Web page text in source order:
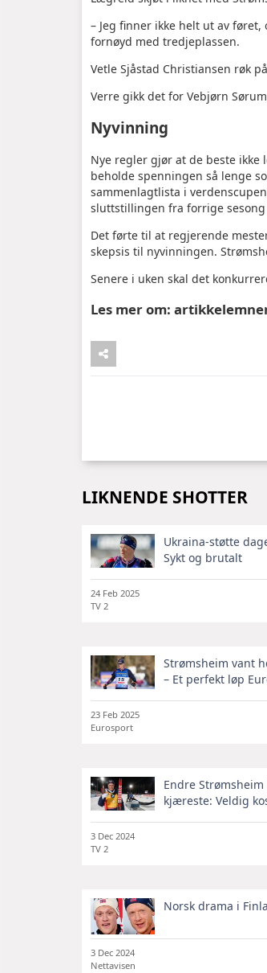
– Jeg finner ikke helt ut av
fornøyd med tredjeplassen.
Vetle Sjåstad Christiansen røk
Verre gikk det for Vebjørn
Nyvinning
Nye regler gjør at de beste
beholde spenningen så lenge
sammenlagtlista i
sluttstillingen fra forrige
Det førte til at regjerende
skepsis til nyvinningen.
Senere i uken skal det
Les mer om:
LIKNENDE SHOTTER
Ukraina-støtte
Sykt og brutalt
24 Feb 2025
TV 2
Strømsheim vant
– Et perfekt løp
23 Feb 2025
Eurosport
Endre
kjæreste: Veldig
3 Dec 2024
TV 2
Norsk drama i
3 Dec 2024
Nettavisen